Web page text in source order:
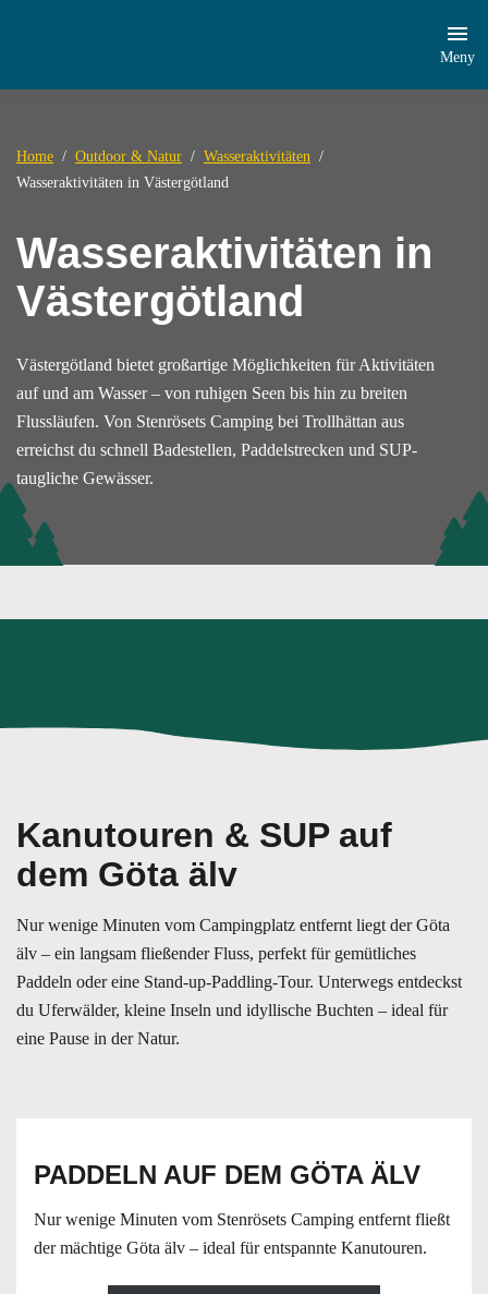
Meny
Home Outdoor & Natur
Wasseraktivitäten
Wasseraktivitäten in Västergötland
Wasseraktivitäten in
Västergötland
Västergötland bietet großartige Möglichkeiten für Aktivitäten
auf und am Wasser – von ruhigen Seen bis hin zu breiten
Flussläufen. Von Stenrösets Camping bei Trollhättan aus
erreichst du schnell Badestellen, Paddelstrecken und SUP-
taugliche Gewässer.
Kanutouren & SUP auf
dem Göta älv
Nur wenige Minuten vom Campingplatz entfernt liegt der Göta
älv – ein langsam fließender Fluss, perfekt für gemütliches
Paddeln oder eine Stand-up-Paddling-Tour. Unterwegs entdeckst
du Uferwälder, kleine Inseln und idyllische Buchten – ideal für
eine Pause in der Natur.
PADDELN AUF DEM GÖTA ÄLV
Nur wenige Minuten vom Stenrösets Camping entfernt fließt
der mächtige Göta älv – ideal für entspannte Kanutouren.